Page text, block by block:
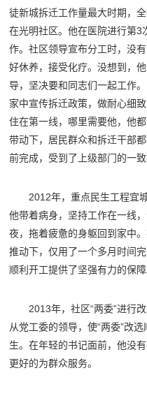
徒新城拆迁工作量最大时期，
在光明社区。他在医院进行第3
作。社区领导宣布分工时，没
好休养，接受化疗。没想到，
导，坚决要和同志们一起工作
家中宣传拆迁政策，做耐心细
住在第一线，哪里需要他，他
带动下，居民群众和拆迁干部
前完成，受到了上级部门的一致
2012年，重点民生工程宜
他带着病身，坚持工作在一线
夜，拖着疲惫的身躯回到家中
推动下，仅用了一个多月时间
顺利开工提供了坚强有力的保障
2013年，社区“两委”进行
从党工委的领导，使“两委”改
生。在年轻的书记面前，他没
更好的为群众服务。